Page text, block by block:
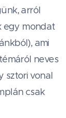
arról
egy mondat
ami
neves
sztori vonal
csak